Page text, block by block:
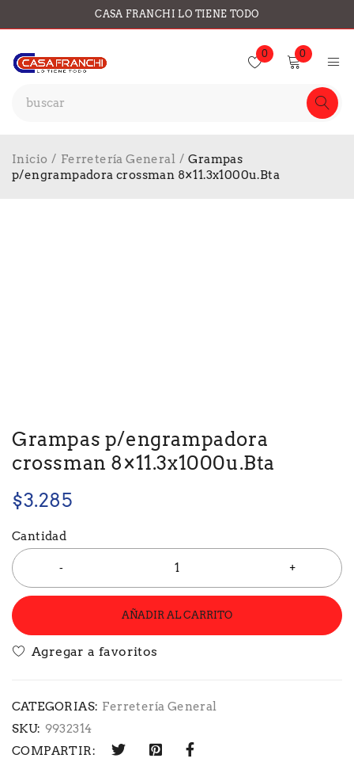
CASA FRANCHI LO TIENE TODO
0 0
Inicio / Ferretería General / Grampas
p/engrampadora crossman 8×11.3x1000u.Bta
Grampas p/engrampadora
crossman 8×11.3x1000u.Bta
$3.285
Cantidad
AÑADIR AL CARRITO
CATEGORIAS: Ferretería General
SKU: 9932314
COMPARTIR: